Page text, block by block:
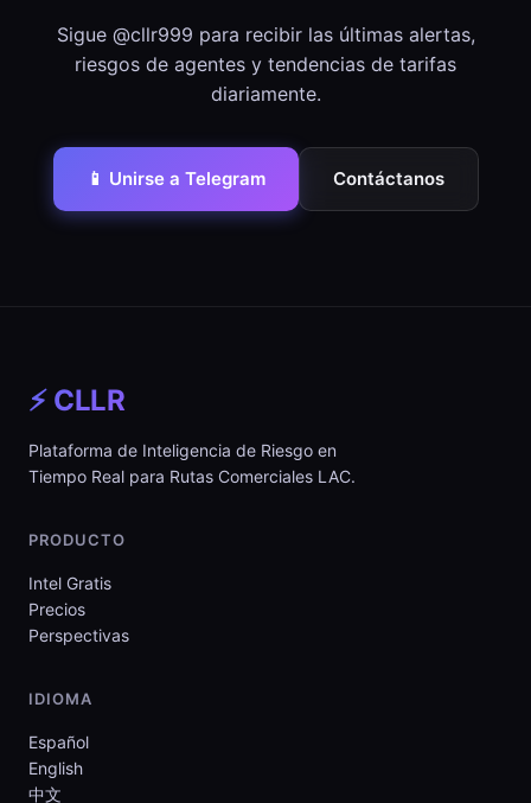
Sigue @cllr999 para recibir las últimas alertas,
riesgos de agentes y tendencias de tarifas
diariamente.
📱 Unirse a Telegram Contáctanos
⚡ CLLR
Plataforma de Inteligencia de Riesgo en
Tiempo Real para Rutas Comerciales LAC.
PRODUCTO
Intel Gratis
Precios
Perspectivas
IDIOMA
Español
English
中文